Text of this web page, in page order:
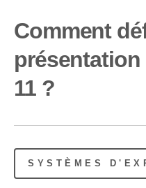
Comment
11 ?
SYSTÈMES